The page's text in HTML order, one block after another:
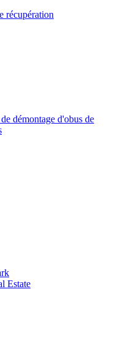
récupération
démontage d'obus de
Estate